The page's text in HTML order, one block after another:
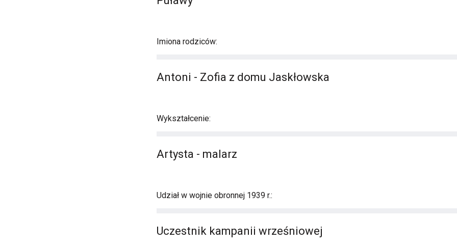
Imiona rodziców:
Antoni - Zofia z domu Jaskłowska
Wykształcenie:
Artysta - malarz
Udział w wojnie obronnej 1939 r.:
Uczestnik kampanii wrześniowej